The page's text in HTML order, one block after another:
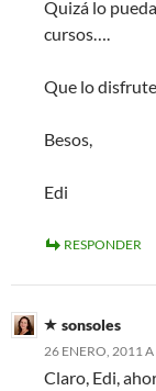
Quizá lo
cursos….
Que lo
Besos,
Edi
RESPONDER
sonsoles
26 ENERO, 2011
Claro, Edi,